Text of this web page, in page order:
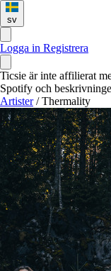
sv
Logga in Registrera
Ticsie är inte affilierat
Spotify och
Artister / Thermality